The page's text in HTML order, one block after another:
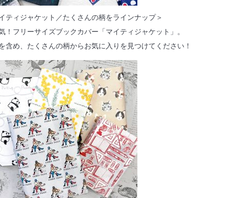
ティジャケット／たくさんの柄をラインナップ＞
！フリーサイズブックカバー「マイティジャケット」。
含め、たくさんの柄からお気に入りを見つけてください！